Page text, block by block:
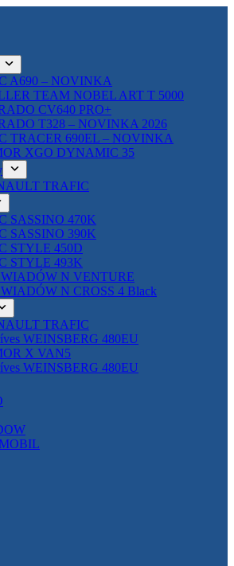
A690 – NOVINKA
TEAM NOBEL ART T 5000
CV640 PRO+
T328 – NOVINKA 2026
TRACER 690EL – NOVINKA
XGO DYNAMIC 35
TRAFIC
SASSINO 470K
SASSINO 390K
STYLE 450D
STYLE 493K
N VENTURE
N CROSS 4 Black
TRAFIC
WEINSBERG 480EU
X VAN5
WEINSBERG 480EU